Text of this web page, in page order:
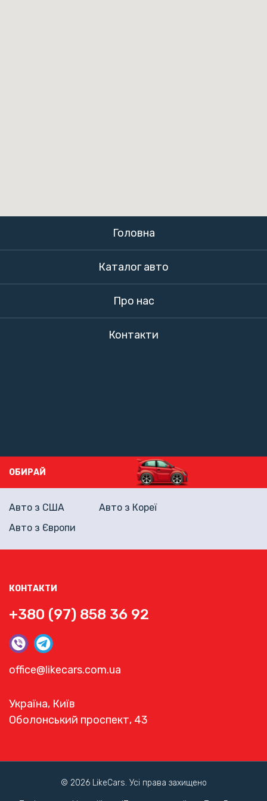
Головна
Каталог авто
Про нас
Контакти
КОНТАКТИ
+380 (97) 858 36 92
office@likecars.com.ua
Україна, Київ
Оболонський проспект, 43
ОБИРАЙ
Авто з США
Авто з Кореї
Авто з Європи
© 2026 LikeCars. Усі права захищено